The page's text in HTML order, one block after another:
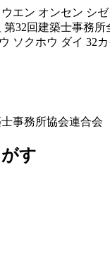
ウエン オンセン シ
第32回建築士事務
ソクホウ ダイ 32
事務所協会連合会
す